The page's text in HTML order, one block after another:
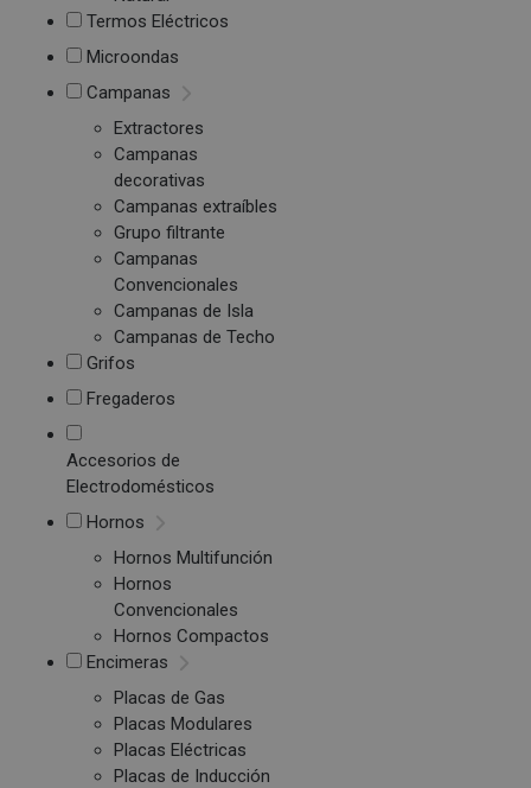
Termos Eléctricos
Microondas
Campanas
Extractores
Campanas
decorativas
Campanas extraíbles
Grupo filtrante
Campanas
Convencionales
Campanas de Isla
Campanas de Techo
Grifos
Fregaderos
Accesorios de
Electrodomésticos
Hornos
Hornos Multifunción
Hornos
Convencionales
Hornos Compactos
Encimeras
Placas de Gas
Placas Modulares
Placas Eléctricas
Placas de Inducción